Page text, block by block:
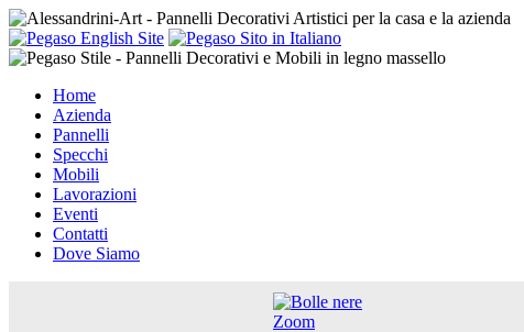
Home
Azienda
Pannelli
Specchi
Mobili
Lavorazioni
Eventi
Contatti
Dove Siamo
Zoom